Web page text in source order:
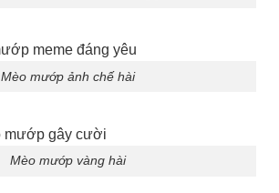
Mèo mướp ảnh chế hài
Mèo mướp vàng hài